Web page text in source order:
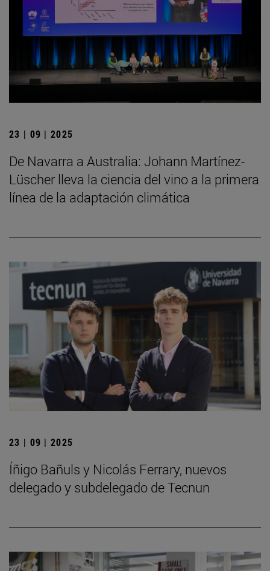
23 | 09 | 2025
De Navarra a Australia: Johann Martínez-
Lüscher lleva la ciencia del vino a la primera
línea de la adaptación climática
23 | 09 | 2025
Íñigo Bañuls y Nicolás Ferrary, nuevos
delegado y subdelegado de Tecnun